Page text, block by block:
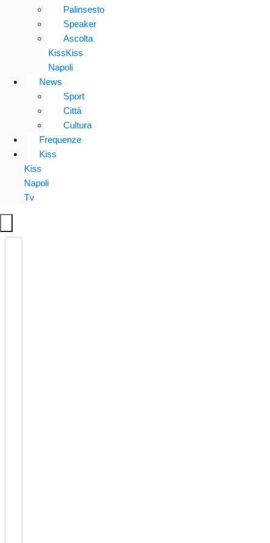
Palinsesto
Speaker
Ascolta
KissKiss
Napoli
News
Sport
Città
Cultura
Frequenze
Kiss
Kiss
Napoli
Tv